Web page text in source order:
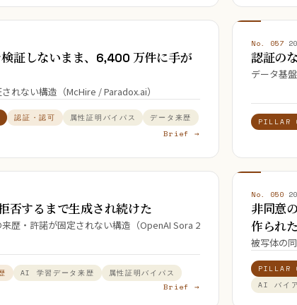
証しないまま、6,400 万件に手が
れない構造（McHire / Paradox.ai）
認証・認可 属性証明バイパス
データ来歴
Brief →
No. 057
認証の
データ基
PILLAR
否するまで生成され続けた
歴・許諾が固定されない構造（OpenAI Sora 2
AI 学習データ来歴 属性証明バイパス
Brief →
No. 050
非同意
作られた
被写体の
PILLAR
AI バイ